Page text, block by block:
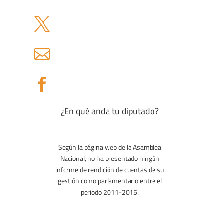



¿En qué anda tu diputado?
Según la página web de la Asamblea
Nacional, no ha presentado ningún
informe de rendición de cuentas de su
gestión como parlamentario entre el
periodo 2011-2015.